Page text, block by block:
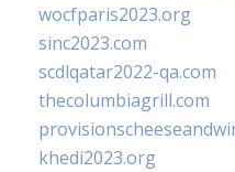
wocfparis2023.org
sinc2023.com
scdlqatar2022-qa.com
thecolumbiagrill.com
khedi2023.org